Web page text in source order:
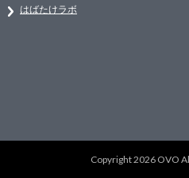
はばたけラボ
Copyright 2026 OVO